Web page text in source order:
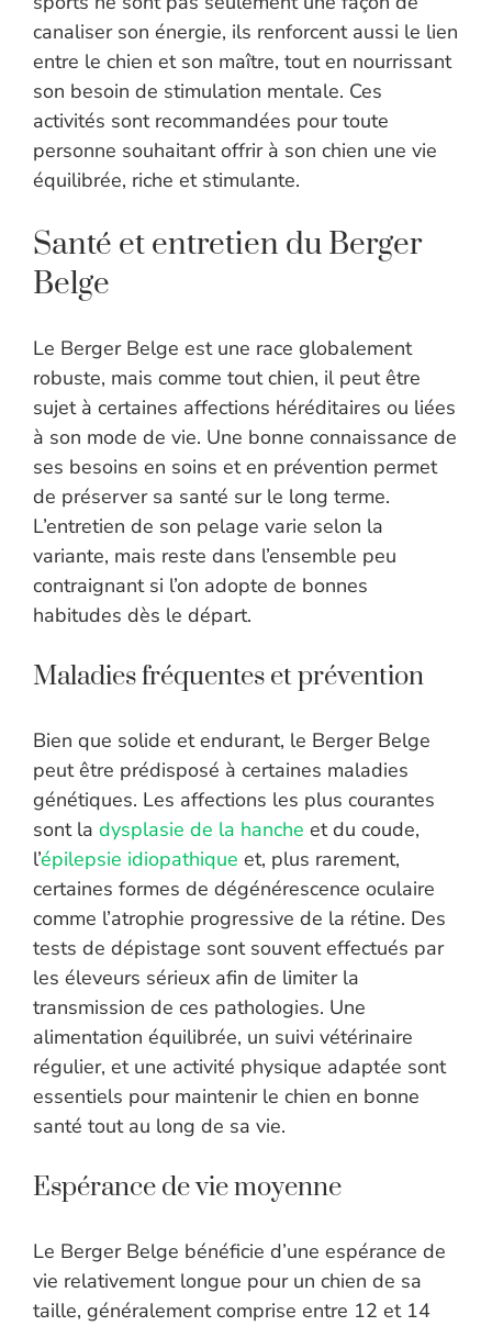
canaliser son énergie, ils renforcent aussi le lien
entre le chien et son maître, tout en nourrissant
son besoin de stimulation mentale. Ces
activités sont recommandées pour toute
personne souhaitant offrir à son chien une vie
équilibrée, riche et stimulante.
Santé et entretien du Berger
Belge
Le Berger Belge est une race globalement
robuste, mais comme tout chien, il peut être
sujet à certaines affections héréditaires ou liées
à son mode de vie. Une bonne connaissance de
ses besoins en soins et en prévention permet
de préserver sa santé sur le long terme.
L’entretien de son pelage varie selon la
variante, mais reste dans l’ensemble peu
contraignant si l’on adopte de bonnes
habitudes dès le départ.
Maladies fréquentes et prévention
Bien que solide et endurant, le Berger Belge
peut être prédisposé à certaines maladies
génétiques. Les affections les plus courantes
sont la dysplasie de la hanche et du coude,
l’épilepsie idiopathique et, plus rarement,
certaines formes de dégénérescence oculaire
comme l’atrophie progressive de la rétine. Des
tests de dépistage sont souvent effectués par
les éleveurs sérieux afin de limiter la
transmission de ces pathologies. Une
alimentation équilibrée, un suivi vétérinaire
régulier, et une activité physique adaptée sont
essentiels pour maintenir le chien en bonne
santé tout au long de sa vie.
Espérance de vie moyenne
Le Berger Belge bénéficie d’une espérance de
vie relativement longue pour un chien de sa
taille, généralement comprise entre 12 et 14